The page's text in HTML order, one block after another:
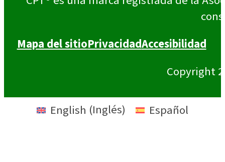
Mapa del sitioPrivacidadAccesibilidad
Copyright
English (Inglés) Español